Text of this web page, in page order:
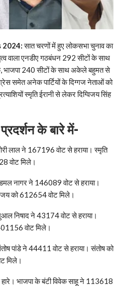
2024:सात चरणों में हुए लोकसभा चुनाव का
वाला एनडीए गठबंधन 292 सीटों के साथ
भाजपा 240 सीटों के साथ अकेले बहुमत से
समेत अनेक पार्टियों के दिग्गज नेताओं को
स्मृति ईरानी से लेकर दिग्विजय सिंह
के बारे में-
लाल ने 167196 वोट से हराया। स्मृति
वोट मिले।
नागर ने 146089 वोट से हराया।
को 612654 वोट मिले।
निषाद ने 43174 वोट से हराया।
वोट मिले।
पांडे ने 44411 वोट से हराया। संतोष को
मिले।
भाजपा के बंटी विवेक साहू ने 113618